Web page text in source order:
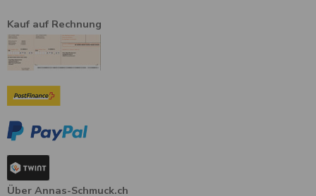
Kauf auf Rechnung
Über Annas-Schmuck.ch